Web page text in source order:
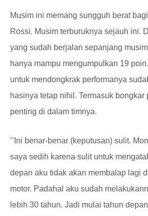
Musim ini memang sungguh berat
Rossi. Musim terburuknya sejauh ini.
yang sudah berjalan sepanjang
hanya mampu mengumpulkan 19
untuk mendongkrak performanya
hasinya tetap nihil. Termasuk bongkar
penting di dalam timnya.
’’Ini benar-benar (keputusan) sulit.
saya sedih karena sulit untuk
depan aku tidak akan membalap lagi
motor. Padahal aku sudah
lebih 30 tahun. Jadi mulai tahun